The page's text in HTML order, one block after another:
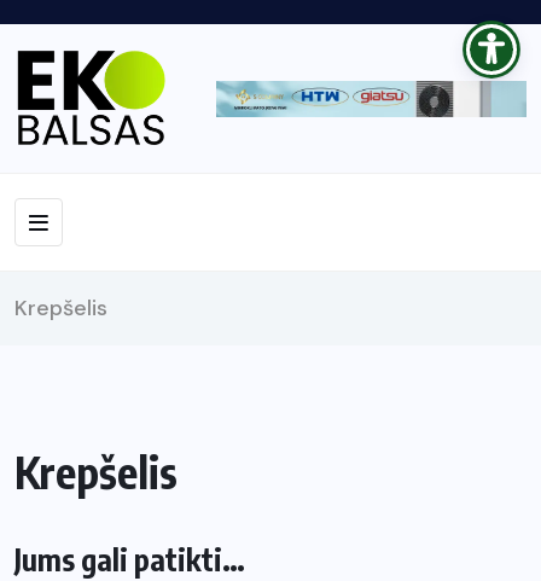
Krepšelis
Krepšelis
Jums gali patikti…